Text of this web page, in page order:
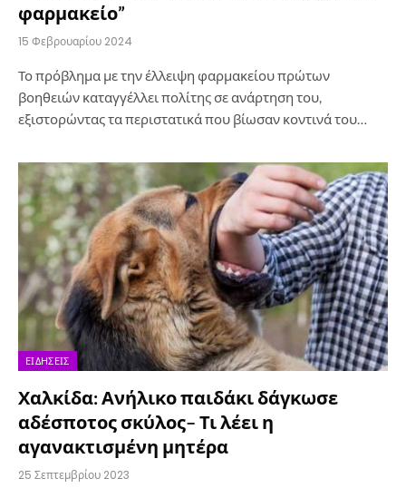
φαρμακείο”
15 Φεβρουαρίου 2024
Το πρόβλημα με την έλλειψη φαρμακείου πρώτων
βοηθειών καταγγέλλει πολίτης σε ανάρτηση του,
εξιστορώντας τα περιστατικά που βίωσαν κοντινά του…
ΕΙΔΉΣΕΙΣ
Χαλκίδα: Ανήλικο παιδάκι δάγκωσε
αδέσποτος σκύλος– Τι λέει η
αγανακτισμένη μητέρα
25 Σεπτεμβρίου 2023